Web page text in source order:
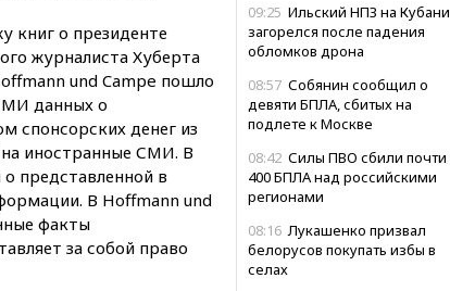
09:25 Ильский НПЗ на Кубани
загорелся после падения
обломков дрона
08:57 Собянин сообщил о
девяти БПЛА, сбитых на
подлете к Москве
08:42 Силы ПВО сбили почти
400 БПЛА над российскими
регионами
08:16 Лукашенко призвал
белорусов покупать избы в
селах
книг о президенте
журналиста Хуберта
und Campe пошло
данных о
спонсорских денег из
иностранные СМИ. В
о представленной в
В Hoffmann und
факты
за собой право